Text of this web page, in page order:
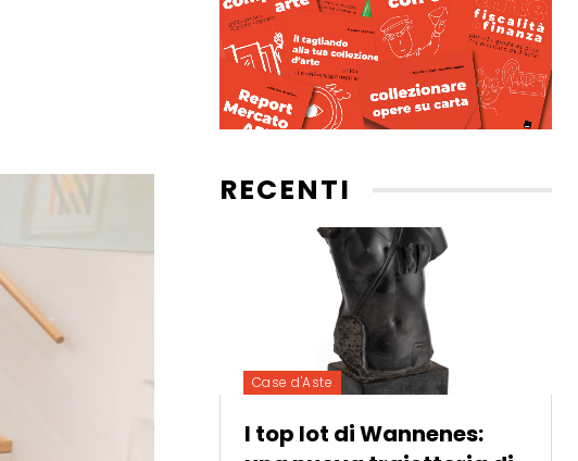
RECENTI
Case d'Aste
I top lot di Wannenes: